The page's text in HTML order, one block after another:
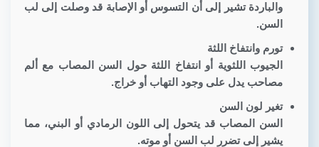
والباردة تشير إلى أن التسوس أو الإصابة قد وصلت إلى لب
السن.
تورم وانتفاخ اللثة
الجيوب اللثوية أو انتفاخ اللثة حول السن المصاب مع ألم
مصاحب يدل على وجود التهاب أو خراج.
تغير لون السن
السن المصاب قد يتحول إلى اللون الرمادي أو البني، مما
يشير إلى تضرر لب السن أو موته.